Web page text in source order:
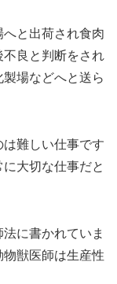
と出荷され食肉
良と判断をされ
場などへと送ら
難しい仕事です
大切な仕事だと
に書かれていま
獣医師は生産性